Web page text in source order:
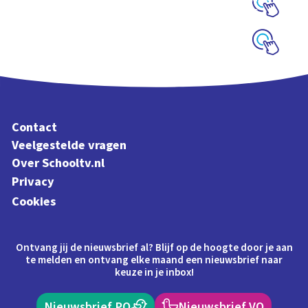
uit Letterliedjes
Contact
Veelgestelde vragen
Over Schooltv.nl
Privacy
Cookies
Ontvang jij de nieuwsbrief al? Blijf op de hoogte door je aan
te melden en ontvang elke maand een nieuwsbrief naar
keuze in je inbox!